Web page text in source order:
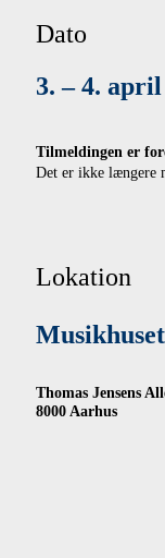
Dato
3. – 4. april
Tilmeldingen er
Det er ikke længere
Lokation
Thomas Jensens
8000 Aarhus